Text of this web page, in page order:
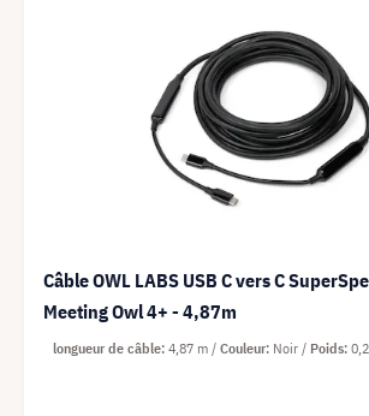
Câble OWL LABS USB C vers C
Meeting Owl 4+ - 4,87m
longueur de câble 4,87 m Couleur Noir Poids